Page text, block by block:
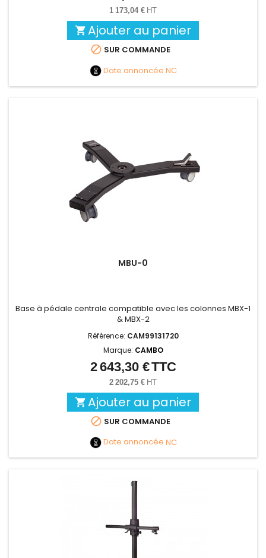
1 173,04 € HT
 Ajouter au panier
 SUR COMMANDE
Date annoncée NC
MBU-0
Base à pédale centrale compatible avec les colonnes MBX-1
& MBX-2
Référence: CAM99131720
Marque: CAMBO
Prix
2 643,30 €TTC
2 202,75 € HT
 Ajouter au panier
 SUR COMMANDE
Date annoncée NC